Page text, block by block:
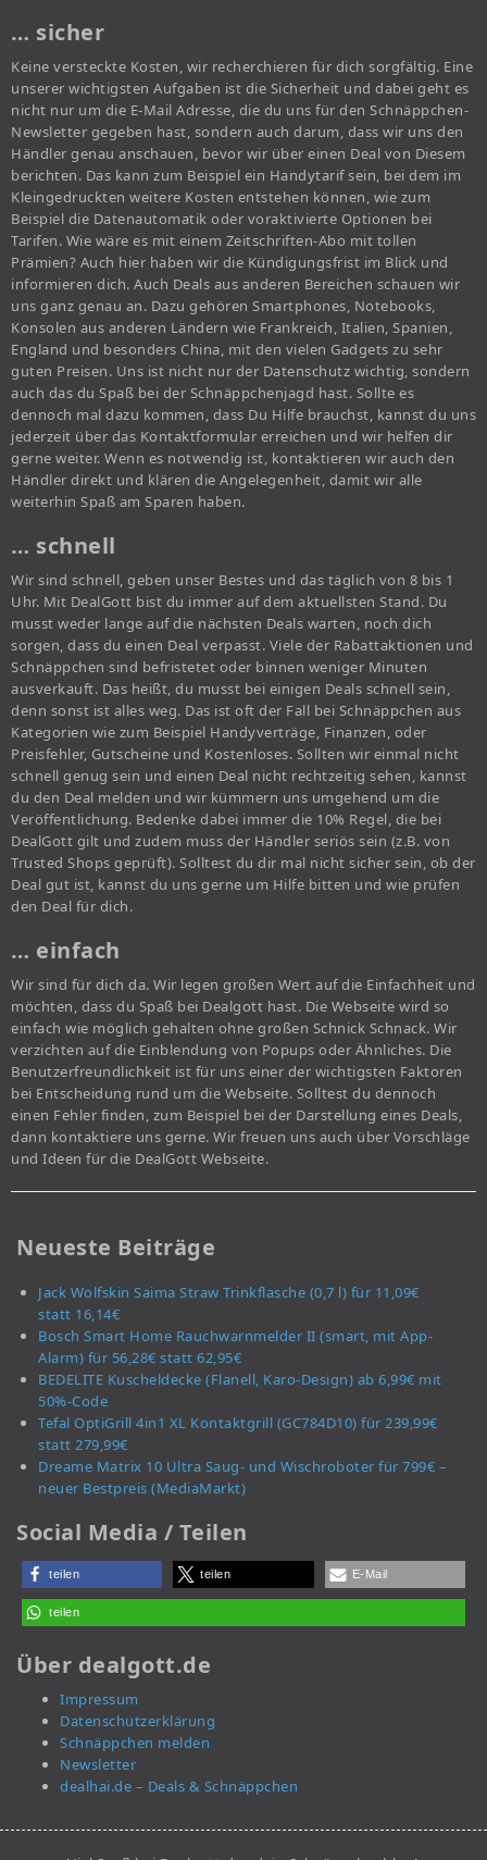
… sicher
Keine versteckte Kosten, wir recherchieren für dich sorgfältig. Eine
unserer wichtigsten Aufgaben ist die Sicherheit und dabei geht es
nicht nur um die E-Mail Adresse, die du uns für den Schnäppchen-
Newsletter gegeben hast, sondern auch darum, dass wir uns den
Händler genau anschauen, bevor wir über einen Deal von Diesem
berichten. Das kann zum Beispiel ein Handytarif sein, bei dem im
Kleingedruckten weitere Kosten entstehen können, wie zum
Beispiel die Datenautomatik oder voraktivierte Optionen bei
Tarifen. Wie wäre es mit einem Zeitschriften-Abo mit tollen
Prämien? Auch hier haben wir die Kündigungsfrist im Blick und
informieren dich. Auch Deals aus anderen Bereichen schauen wir
uns ganz genau an. Dazu gehören Smartphones, Notebooks,
Konsolen aus anderen Ländern wie Frankreich, Italien, Spanien,
England und besonders China, mit den vielen Gadgets zu sehr
guten Preisen. Uns ist nicht nur der Datenschutz wichtig, sondern
auch das du Spaß bei der Schnäppchenjagd hast. Sollte es
dennoch mal dazu kommen, dass Du Hilfe brauchst, kannst du uns
jederzeit über das Kontaktformular erreichen und wir helfen dir
gerne weiter. Wenn es notwendig ist, kontaktieren wir auch den
Händler direkt und klären die Angelegenheit, damit wir alle
weiterhin Spaß am Sparen haben.
… schnell
Wir sind schnell, geben unser Bestes und das täglich von 8 bis 1
Uhr. Mit DealGott bist du immer auf dem aktuellsten Stand. Du
musst weder lange auf die nächsten Deals warten, noch dich
sorgen, dass du einen Deal verpasst. Viele der Rabattaktionen und
Schnäppchen sind befristetet oder binnen weniger Minuten
ausverkauft. Das heißt, du musst bei einigen Deals schnell sein,
denn sonst ist alles weg. Das ist oft der Fall bei Schnäppchen aus
Kategorien wie zum Beispiel Handyverträge, Finanzen, oder
Preisfehler, Gutscheine und Kostenloses. Sollten wir einmal nicht
schnell genug sein und einen Deal nicht rechtzeitig sehen, kannst
du den Deal melden und wir kümmern uns umgehend um die
Veröffentlichung. Bedenke dabei immer die 10% Regel, die bei
DealGott gilt und zudem muss der Händler seriös sein (z.B. von
Trusted Shops geprüft). Solltest du dir mal nicht sicher sein, ob der
Deal gut ist, kannst du uns gerne um Hilfe bitten und wie prüfen
den Deal für dich.
… einfach
Wir sind für dich da. Wir legen großen Wert auf die Einfachheit und
möchten, dass du Spaß bei Dealgott hast. Die Webseite wird so
einfach wie möglich gehalten ohne großen Schnick Schnack. Wir
verzichten auf die Einblendung von Popups oder Ähnliches. Die
Benutzerfreundlichkeit ist für uns einer der wichtigsten Faktoren
bei Entscheidung rund um die Webseite. Solltest du dennoch
einen Fehler finden, zum Beispiel bei der Darstellung eines Deals,
dann kontaktiere uns gerne. Wir freuen uns auch über Vorschläge
und Ideen für die DealGott Webseite.
Neueste Beiträge
Jack Wolfskin Saima Straw Trinkflasche (0,7 l) für 11,09€
statt 16,14€
Bosch Smart Home Rauchwarnmelder II (smart, mit App-
Alarm) für 56,28€ statt 62,95€
BEDELITE Kuscheldecke (Flanell, Karo-Design) ab 6,99€ mit
50%-Code
Tefal OptiGrill 4in1 XL Kontaktgrill (GC784D10) für 239,99€
statt 279,99€
Dreame Matrix 10 Ultra Saug- und Wischroboter für 799€ –
neuer Bestpreis (MediaMarkt)
Social Media / Teilen
teilen teilen E-Mail
teilen
Über dealgott.de
Impressum
Datenschutzerklärung
Schnäppchen melden
Newsletter
dealhai.de – Deals & Schnäppchen